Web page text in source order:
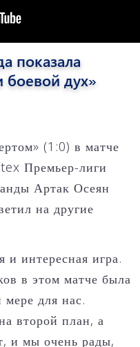
показала
боевой дух»
(1:0) в матче
Премьер-лиги
Артак Осеян
на другие
и интересная игра.
в этом матче была
для нас.
второй план, а
и мы очень рады,